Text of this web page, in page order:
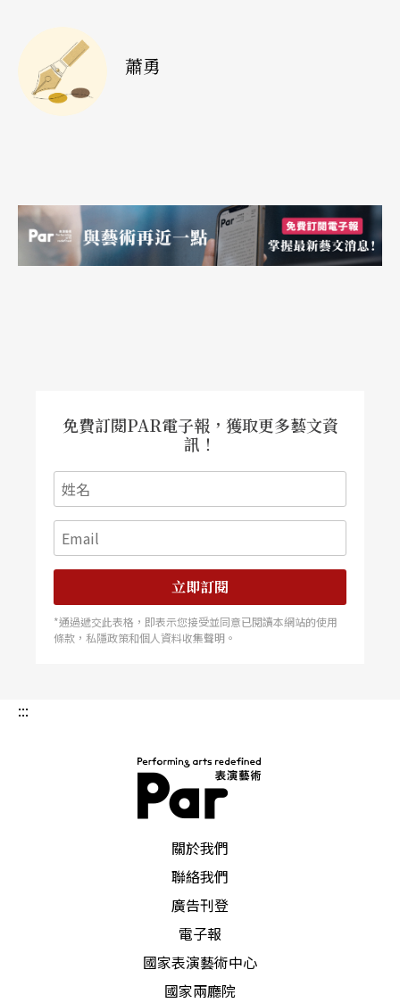
音樂團合併成立中國歌舞團，撤銷勇進評劇院，保
留中國歌劇舞劇院、東方歌舞團、中國京劇院、中
任鳴入選「十大傑出靑年」
今年三十五歲的任鳴，對話劇藝術執著，投身「人
藝」八年，他先後執導了《回歸》、《北京大
爺》、《痴情》、《好人潤五》，合作執導《太平
湖》、《嘩變》、《田野、田野》、《阮玲玉》、
《蝴蝶夢》、《哈姆萊特》等中外劇目。七年前，
他與美國名導演査爾頓．赫斯頓合作《嘩變》獲得
極大成功，赫斯頓稱讚他是：「非常謙虛又有才華
的年輕人。」在評選之前，任鳴還獲得「北京市優
出任中國音樂院院長
金鐵林接任中國音樂學院院長。五十五歲的金鐵
林，一九六〇年考入中央音樂學院，師從著名聲樂
敎育家沈湘，畢業後從敎，歷任中國音樂學院聲樂
系副主任，李谷一、彭麗媛、張也等許多優秀歌唱
家都出自其門下。文化部在北京有兩所直屬音樂學
府，即中央音樂學院和中國音樂學院，前者以西洋
蕭勇
免費訂閱PAR電子報，獲取更多藝文資
訊！
立即訂閱
*通過遞交此表格，即表示您接受並同意已閱讀本網站的使用
條款，私隱政策和個人資料收集聲明。
:::
關於我們
聯絡我們
廣告刊登
電子報
國家表演藝術中心
國家兩廳院